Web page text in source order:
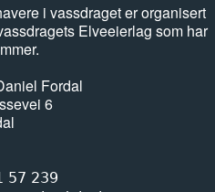
i vassdraget er organisert
Elveeierlag som har
Fordal
6
57 239